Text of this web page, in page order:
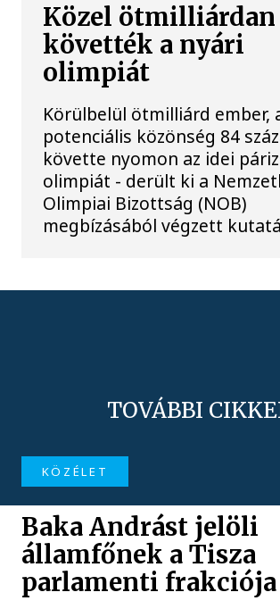
Közel ötmilliárdan
követték a nyári
olimpiát
Körülbelül ötmilliárd ember,
potenciális közönség 84
követte nyomon az idei
olimpiát - derült ki a
Olimpiai Bizottság (NOB)
megbízásából végzett
TOVÁBBI
KÖZÉLET
Baka Andrást jelöli
államfőnek a Tisza
parlamenti frakciója